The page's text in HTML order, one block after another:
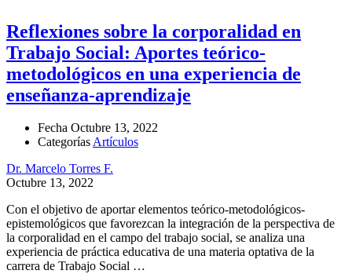
Reflexiones sobre la corporalidad en
Trabajo Social: Aportes teórico-
metodológicos en una experiencia de
enseñanza-aprendizaje
Fecha Octubre 13, 2022
CategoríasArtículos
Dr. Marcelo Torres F.
Octubre 13, 2022
Con el objetivo de aportar elementos teórico-metodológicos-
epistemológicos que favorezcan la integración de la perspectiva de
la corporalidad en el campo del trabajo social, se analiza una
experiencia de práctica educativa de una materia optativa de la
carrera de Trabajo Social …